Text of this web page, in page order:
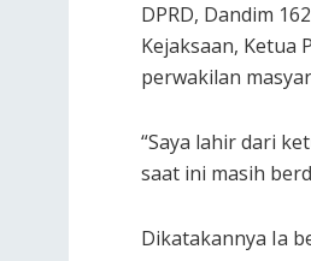
DPRD, Dandim
Kejaksaan, Ketua
perwakilan
“Saya lahir dari
saat ini masih
Dikatakannya Ia